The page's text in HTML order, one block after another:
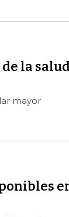
la
mayor